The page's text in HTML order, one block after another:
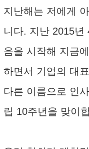
지난해는 저에게
니다. 지난 2015년
음을 시작해 지금
하면서 기업의 대
다른 이름으로 인
립 10주년을 맞이